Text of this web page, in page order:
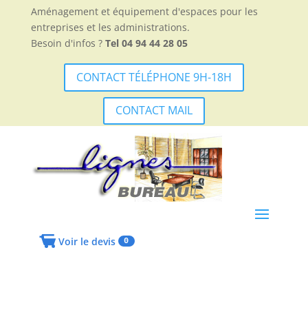
Aménagement et équipement d'espaces pour les
entreprises et les administrations.
Besoin d'infos ? Tel 04 94 44 28 05
CONTACT TÉLÉPHONE 9H-18H
CONTACT MAIL
Voir le devis 0